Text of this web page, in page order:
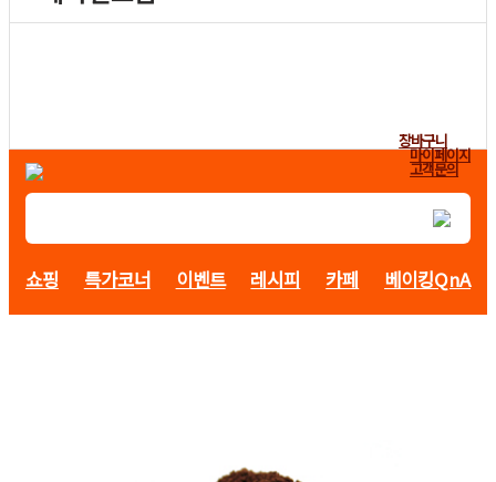
장바구니
마이페이지
고객문의
쇼핑 특가코너 이벤트 레시피 카페 베이킹QnA